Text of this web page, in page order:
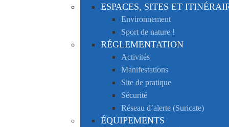
ESPACES, SITES ET
Environnement
Sport de nature !
RÉGLEMENTATION
Activités
Manifestations
Site de pratique
Sécurité
Réseau d’alerte (Suricate)
ÉQUIPEMENTS